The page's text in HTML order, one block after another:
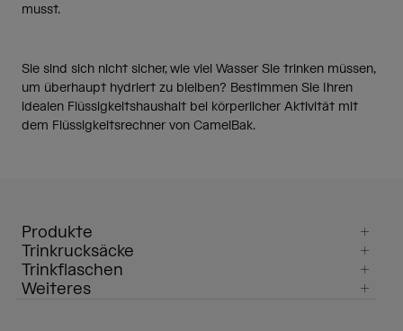
musst.
Sie sind sich nicht sicher, wie viel Wasser Sie trinken müssen,
um überhaupt hydriert zu bleiben? Bestimmen Sie Ihren
idealen Flüssigkeitshaushalt bei körperlicher Aktivität mit
dem Flüssigkeitsrechner von CamelBak.
Produkte
Trinkrucksäcke
Trinkflaschen
Weiteres